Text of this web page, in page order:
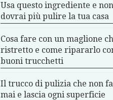
Usa questo ingrediente e non
dovrai più pulire la tua casa
Cosa fare con un maglione
ristretto e come ripararlo
buoni trucchetti
Il trucco di pulizia che non
mai e lascia ogni superficie